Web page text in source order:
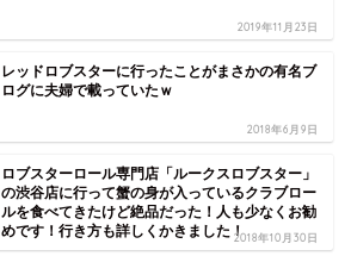
2019年11月23日
レッドロブスターに行ったことがまさかの有名ブ
ログに夫婦で載っていたｗ
2018年6月9日
ロブスターロール専門店「ルークスロブスター」
の渋谷店に行って蟹の身が入っているクラブロー
ルを食べてきたけど絶品だった！人も少なくお勧
めです！行き方も詳しくかきました！2018年10月30日